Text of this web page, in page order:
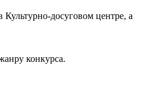
досуговом центре, а
конкурса.